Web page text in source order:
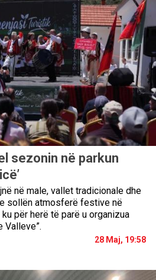
sezonin në parkun
në male, vallet tradicionale dhe
sollën atmosferë festive në
për herë të parë u organizua
Valleve”.
28 Maj, 19:58